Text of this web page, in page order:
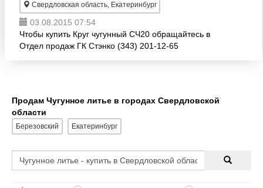
Свердловская область, Екатеринбург
03.08.2015 07:54
Чтобы купить Круг чугунный СЧ20 обращайтесь в
Отдел продаж ГК Стэнко (343) 201-12-65
Продам Чугунное литье в городах Свердловской
области
Березовский Екатеринбург